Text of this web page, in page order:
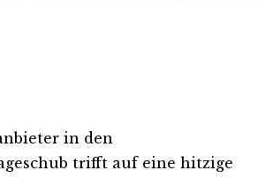
in den
trifft auf eine hitzige